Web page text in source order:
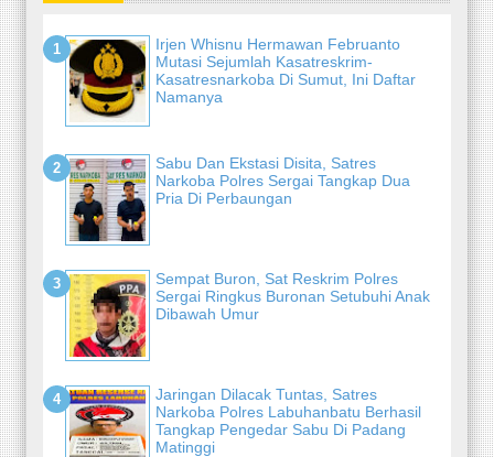
Irjen Whisnu Hermawan Februanto
Mutasi Sejumlah Kasatreskrim-
Kasatresnarkoba Di Sumut, Ini Daftar
Namanya
Sabu Dan Ekstasi Disita, Satres
Narkoba Polres Sergai Tangkap Dua
Pria Di Perbaungan
Sempat Buron, Sat Reskrim Polres
Sergai Ringkus Buronan Setubuhi Anak
Dibawah Umur
Jaringan Dilacak Tuntas, Satres
Narkoba Polres Labuhanbatu Berhasil
Tangkap Pengedar Sabu Di Padang
Matinggi